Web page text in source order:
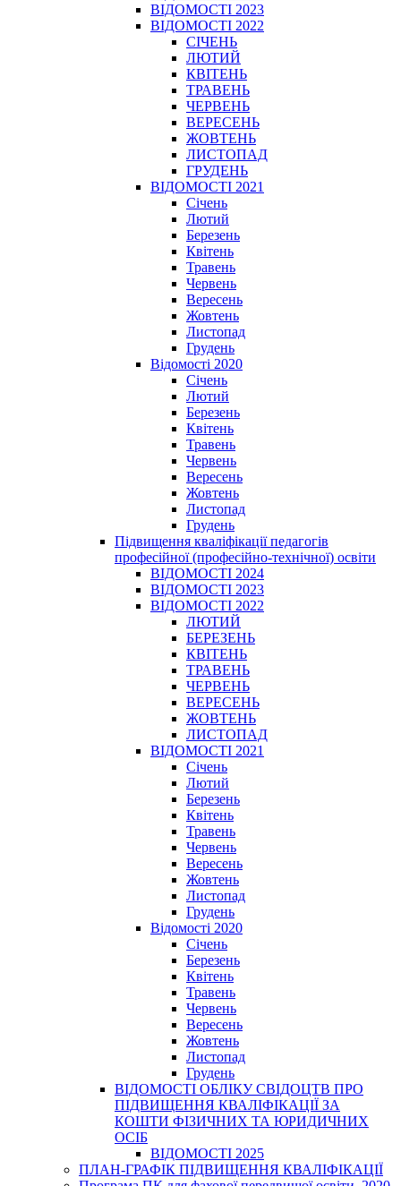
ВІДОМОСТІ 2023
ВІДОМОСТІ 2022
СІЧЕНЬ
ЛЮТИЙ
КВІТЕНЬ
ТРАВЕНЬ
ЧЕРВЕНЬ
ВЕРЕСЕНЬ
ЖОВТЕНЬ
ЛИСТОПАД
ГРУДЕНЬ
ВІДОМОСТІ 2021
Січень
Лютий
Березень
Квітень
Травень
Червень
Вересень
Жовтень
Листопад
Грудень
Відомості 2020
Січень
Лютий
Березень
Квітень
Травень
Червень
Вересень
Жовтень
Листопад
Грудень
Підвищення кваліфікації педагогів
професійної (професійно-технічної) освіти
ВІДОМОСТІ 2024
ВІДОМОСТІ 2023
ВІДОМОСТІ 2022
ЛЮТИЙ
БЕРЕЗЕНЬ
КВІТЕНЬ
ТРАВЕНЬ
ЧЕРВЕНЬ
ВЕРЕСЕНЬ
ЖОВТЕНЬ
ЛИСТОПАД
ВІДОМОСТІ 2021
Січень
Лютий
Березень
Квітень
Травень
Червень
Вересень
Жовтень
Листопад
Грудень
Відомості 2020
Січень
Березень
Квітень
Травень
Червень
Вересень
Жовтень
Листопад
Грудень
ВІДОМОСТІ ОБЛІКУ СВІДОЦТВ ПРО
ПІДВИЩЕННЯ КВАЛІФІКАЦІЇ ЗА
КОШТИ ФІЗИЧНИХ ТА ЮРИДИЧНИХ
ОСІБ
ВІДОМОСТІ 2025
ПЛАН-ГРАФІК ПІДВИЩЕННЯ КВАЛІФІКАЦІЇ